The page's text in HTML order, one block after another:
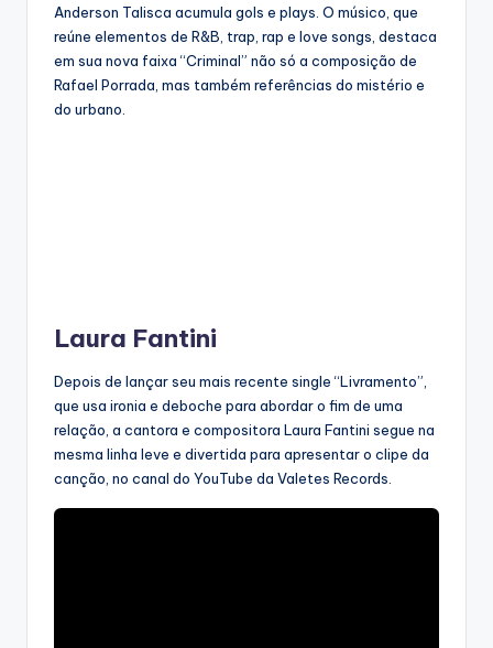
Anderson Talisca acumula gols e plays. O músico, que
reúne elementos de R&B, trap, rap e love songs, destaca
em sua nova faixa “Criminal” não só a composição de
Rafael Porrada, mas também referências do mistério e
do urbano.
Laura Fantini
Depois de lançar seu mais recente single “Livramento”,
que usa ironia e deboche para abordar o fim de uma
relação, a cantora e compositora Laura Fantini segue na
mesma linha leve e divertida para apresentar o clipe da
canção, no canal do YouTube da Valetes Records.